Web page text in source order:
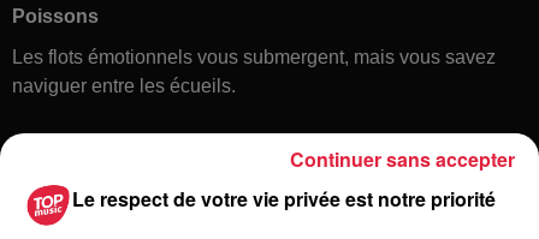
Poissons
Les flots émotionnels vous submergent, mais vous savez
naviguer entre les écueils.
Le respect de votre vie privée est notre priorité
Continuer sans accepter